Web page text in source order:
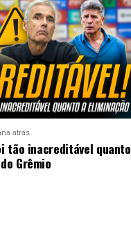
atrás
tão inacreditável quanto
Grêmio